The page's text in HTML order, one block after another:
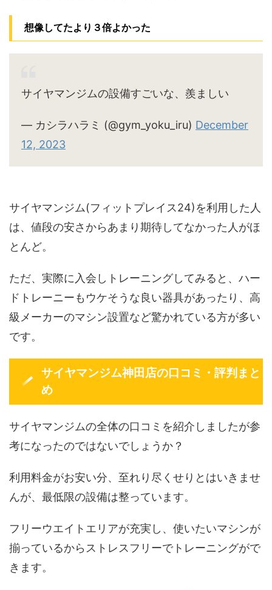
想像してたより３倍よかった
サイヤマンジムの設備すごいな、羨ましい
— カシラハラミ (@gym_yoku_iru) December
12, 2023
サイヤマンジム(フィットプレイス24)を利用した人
は、値段の安さからあまり期待してなかった人がほ
とんど。
ただ、実際に入会しトレーニングしてみると、ハー
ドトレーニーもウケそうな良い器具があったり、高
級メーカーのマシン設置など驚かれている方が多い
です。
サイヤマンジム神田店の口コミ・評判まと
め
サイヤマンジムの全体の口コミを紹介しましたが参
考になったのではないでしょうか？
利用料金がお安い分、至れり尽くせりとはいきませ
んが、最低限の設備は整っています。
フリーウエイトエリアが充実し、使いたいマシンが
揃っているからストレスフリーでトレーニングがで
きます。